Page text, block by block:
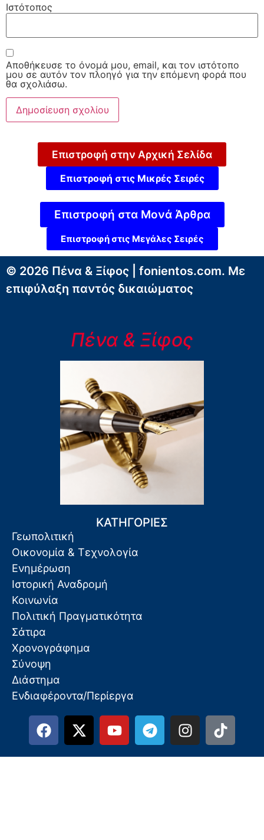
Ιστότοπος
Αποθήκευσε το όνομά μου, email, και τον ιστότοπο
μου σε αυτόν τον πλοηγό για την επόμενη φορά που
θα σχολιάσω.
Επιστροφή στην Αρχική Σελίδα
Επιστροφή στις Μικρές Σειρές
Επιστροφή στα Μονά Άρθρα
Επιστροφή στις Μεγάλες Σειρές
© 2026 Πένα & Ξίφος | fonientos.com. Με
επιφύλαξη παντός δικαιώματος
Πένα & Ξίφος
ΚΑΤΗΓΟΡΙΕΣ
Γεωπολιτική
Οικονομία & Τεχνολογία
Ενημέρωση
Ιστορική Αναδρομή
Κοινωνία
Πολιτική Πραγματικότητα
Σάτιρα
Χρονογράφημα
Σύνοψη
Διάστημα
Ενδιαφέροντα/Περίεργα